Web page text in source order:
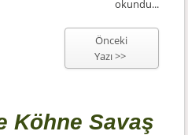
okundu...
Önceki
Yazı >>
Köhne Savaş